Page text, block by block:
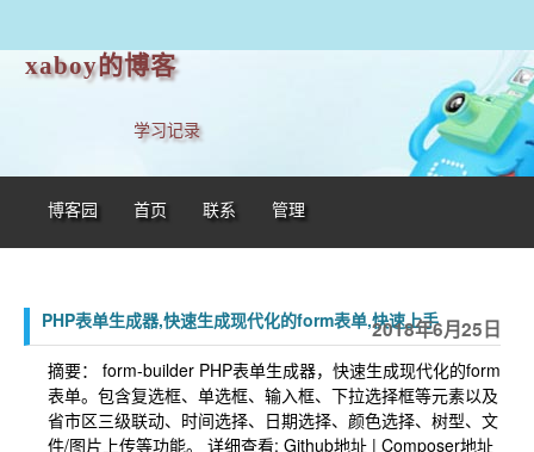
xaboy的博客
学习记录
博客园 首页 联系 管理
2018年6月25日
PHP表单生成器,快速生成现代化的form表单,快速上手
摘要： form-builder PHP表单生成器，快速生成现代化的form
表单。包含复选框、单选框、输入框、下拉选择框等元素以及
省市区三级联动、时间选择、日期选择、颜色选择、树型、文
件/图片上传等功能。 详细查看: Github地址 | Composer地址